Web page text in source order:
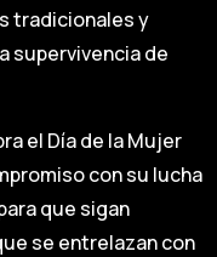
tradicionales y
supervivencia de
el Día de la Mujer
con su lucha
que sigan
se entrelazan con